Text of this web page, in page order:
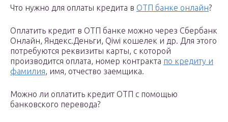
Что нужно для оплаты кредита в ОТП банке онлайн?
Оплатить кредит в ОТП банке можно через Сбербанк
Онлайн, Яндекс.Деньги, Qiwi кошелек и др. Для этого
потребуются реквизиты карты, с которой
производится оплата, номер контракта по кредиту и
фамилия, имя, отчество заемщика.
Можно ли оплатить кредит ОТП с помощью
банковского перевода?